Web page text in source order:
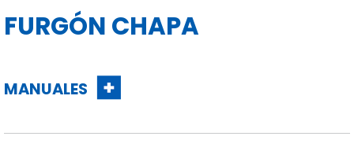
FURGÓN CHAPA
MANUALES